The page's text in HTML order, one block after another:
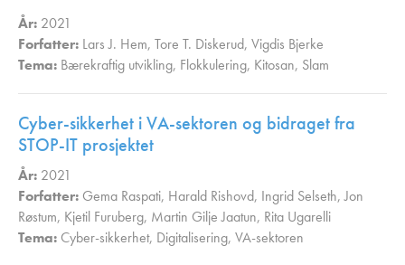
År: 2021
Forfatter: Lars J. Hem, Tore T. Diskerud, Vigdis Bjerke
Tema: Bærekraftig utvikling, Flokkulering, Kitosan, Slam
Cyber-sikkerhet i VA-sektoren og bidraget fra
STOP-IT prosjektet
År: 2021
Forfatter: Gema Raspati, Harald Rishovd, Ingrid Selseth,Jon
Røstum, Kjetil Furuberg, Martin Gilje Jaatun, Rita Ugarelli
Tema: Cyber-sikkerhet, Digitalisering, VA-sektoren